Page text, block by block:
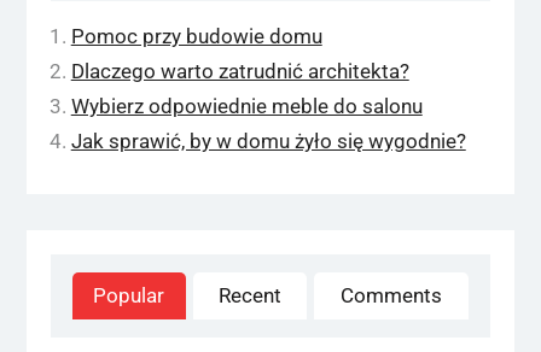
Pomoc przy budowie domu
Dlaczego warto zatrudnić architekta?
Wybierz odpowiednie meble do salonu
Jak sprawić, by w domu żyło się wygodnie?
Popular Recent Comments